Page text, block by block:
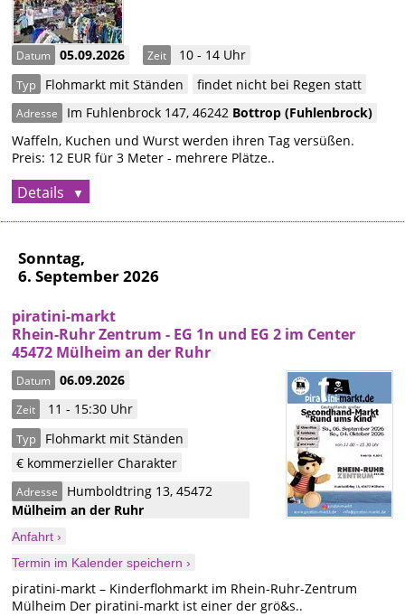
Datum 05.09.2026 Zeit 10 - 14 Uhr
Typ Flohmarkt mit Ständen findet nicht bei Regen statt
Adresse Im Fuhlenbrock 147,46242 Bottrop(Fuhlenbrock)
Waffeln, Kuchen und Wurst werden ihren Tag versüßen.
Preis: 12 EUR für 3 Meter - mehrere Plätze..
Details
Sonntag,
6. September 2026
piratini-markt
Rhein-Ruhr Zentrum - EG 1n und EG 2 im Center
45472 Mülheim an der Ruhr
Datum 06.09.2026
Zeit 11 - 15:30 Uhr
Typ
Flohmarkt mit Ständen
€ kommerzieller Charakter
Adresse Humboldtring 13,45472
Mülheim an der Ruhr
Anfahrt ›
Termin im Kalender speichern ›
piratini-markt – Kinderflohmarkt im Rhein-Ruhr-Zentrum
Mülheim Der piratini-markt ist einer der grö&s..